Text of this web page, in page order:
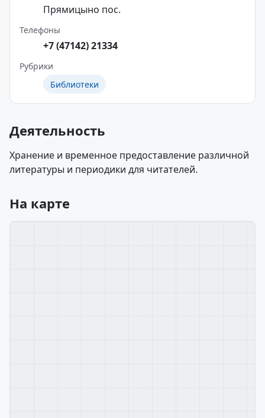
Прямицыно пос.
Телефоны
+7 (47142) 21334
Рубрики
Библиотеки
Деятельность
Хранение и временное предоставление различной
литературы и периодики для читателей.
На карте